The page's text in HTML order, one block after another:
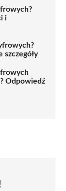
i
szczegóły
Odpowiedź